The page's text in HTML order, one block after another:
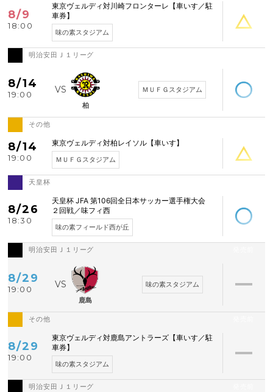
8/9
18:00
東京ヴェルディ対川崎フロンターレ【車いす／駐
車券】
味の素スタジアム
明治安田Ｊ１リーグ
8/14
19:00
柏
ＭＵＦＧスタジアム
その他
8/14
19:00
東京ヴェルディ対柏レイソル【車いす】
ＭＵＦＧスタジアム
天皇杯
8/26
18:30
天皇杯 JFA 第106回全日本サッカー選手権大会
２回戦／味フィ西
味の素フィールド西が丘
明治安田Ｊ１リーグ
8/29
19:00
鹿島
味の素スタジアム
その他
8/29
19:00
東京ヴェルディ対鹿島アントラーズ【車いす／駐
車券】
味の素スタジアム
明治安田Ｊ１リーグ